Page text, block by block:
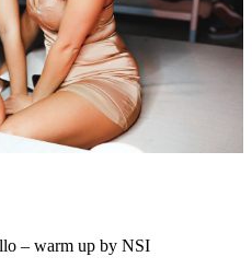
– warm up by NSI